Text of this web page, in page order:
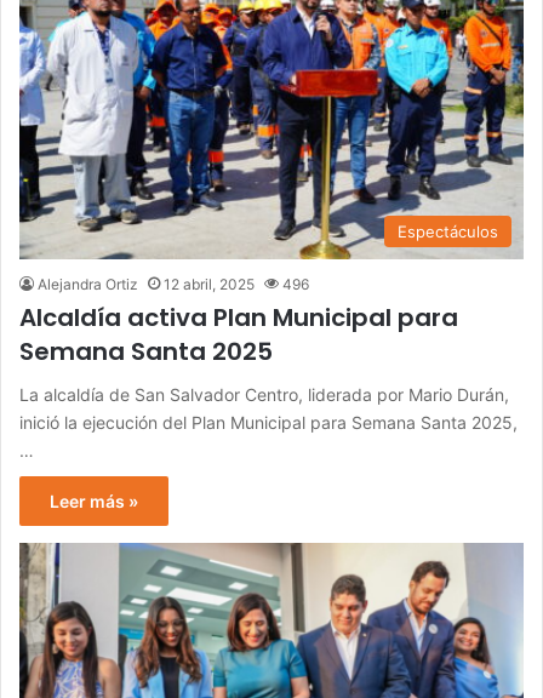
Espectáculos
Alejandra Ortiz 12 abril, 2025 496
Alcaldía activa Plan Municipal para
Semana Santa 2025
La alcaldía de San Salvador Centro, liderada por Mario Durán,
inició la ejecución del Plan Municipal para Semana Santa 2025,
…
Leer más »